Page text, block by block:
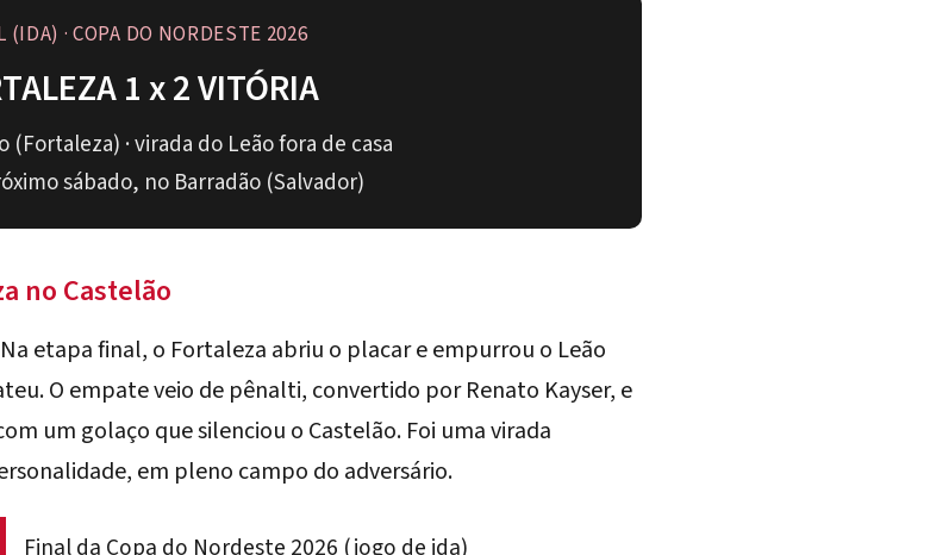
(IDA) · COPA DO NORDESTE 2026
1 x 2 VITÓRIA
(Fortaleza) · virada do Leão fora de casa
sábado, no Barradão (Salvador)
no Castelão
etapa final, o Fortaleza abriu o placar e empurrou o Leão
O empate veio de pênalti, convertido porRenato Kayser, e
um golaço que silenciou o Castelão. Foi uma virada
em pleno campo do adversário.
Final da Copa do Nordeste 2026 (jogo de ida)